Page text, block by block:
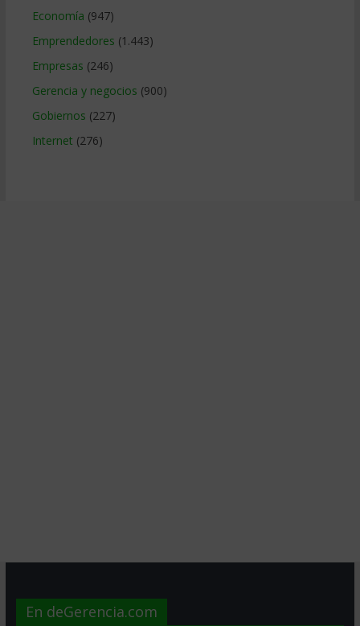
Economía (947)
Emprendedores (1.443)
Empresas (246)
Gerencia y negocios (900)
Gobiernos (227)
Internet (276)
En deGerencia.com